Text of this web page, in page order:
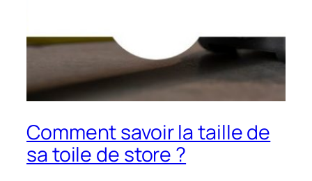
Comment savoir la taille de
sa toile de store ?